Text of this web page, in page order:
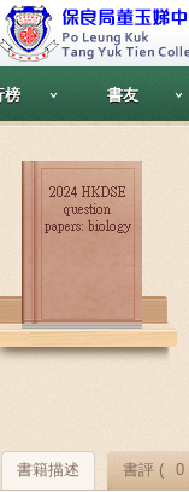
榜 書友
書籍描述 書評 ( 0